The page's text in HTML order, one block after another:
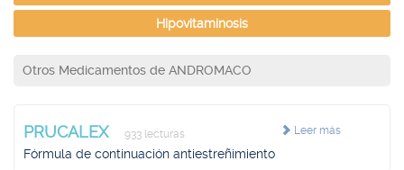
Hipovitaminosis
Otros Medicamentos de ANDROMACO
Leer más
PRUCALEX 933 lecturas
Fórmula de continuación antiestreñimiento